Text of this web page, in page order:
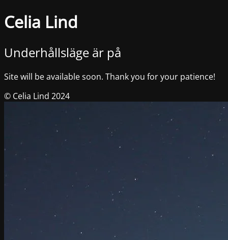
Celia Lind
Underhållsläge är på
Site will be available soon. Thank you for your patience!
© Celia Lind 2024